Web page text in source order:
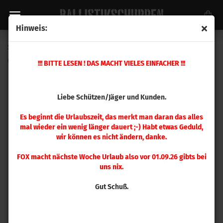
Hinweis:
!!! BITTE LESEN ! DAS MACHT VIELES EINFACHER !!!
Liebe Schützen/Jäger und Kunden.
Es beginnt die Urlaubszeit, das merkt man daran das alles
mal wieder ein wenig länger dauert ;-) Habt etwas Geduld,
wir können es nicht ändern, danke.
FOX macht nächste Woche Urlaub also vor 01.09.26 gibts bei
uns nix.
Gut Schuß.
Sierra .355 Sports Master 90 gr 100 Stück
8100)